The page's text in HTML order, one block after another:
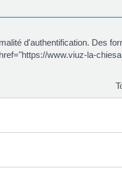
d'authentification. Des
www.viuz-la-